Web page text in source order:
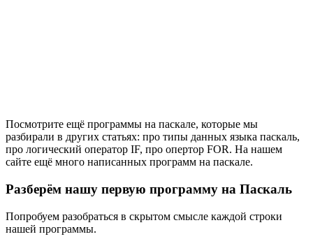
Посмотрите ещё программы на паскале, которые мы
разбирали в других статьях: про типы данных языка паскаль,
про логический оператор IF, про опертор FOR. На нашем
сайте ещё много написанных программ на паскале.
Разберём нашу первую программу на Паскаль
Попробуем разобраться в скрытом смысле каждой строки
нашей программы.